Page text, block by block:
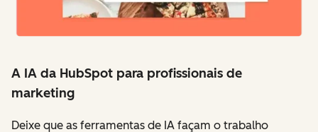
A IA da HubSpot para profissionais de
marketing
Deixe que as ferramentas de IA façam o trabalho